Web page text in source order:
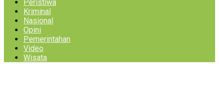
Peristiwa
Kriminal
Nasional
Opini
Pemerintahan
Video
Wisata